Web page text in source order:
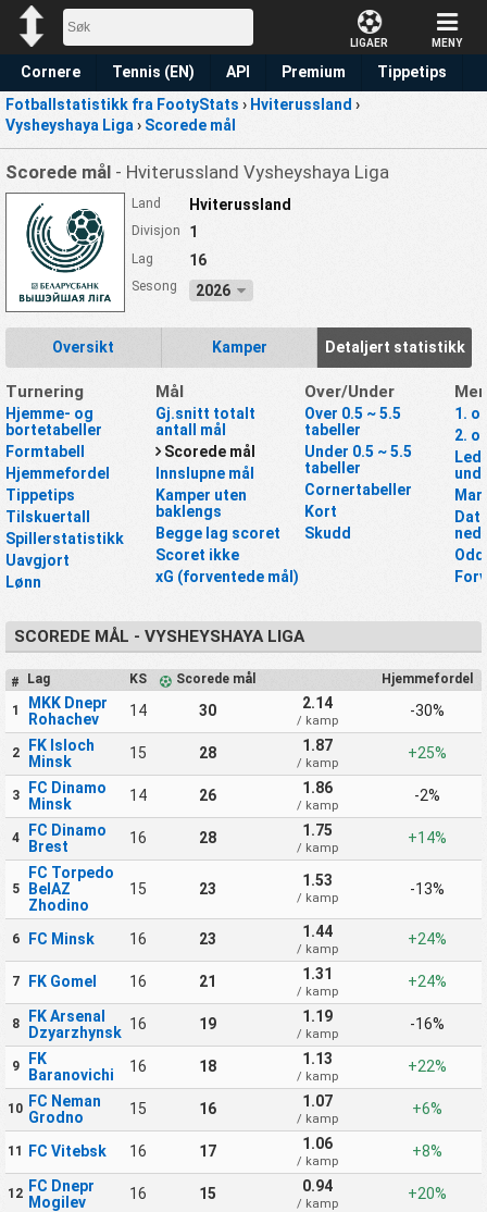
LIGAER MENY
Cornere Tennis (EN) API Premium
Tippetips
Fotballstatistikk fra FootyStats › Hviterussland ›
Vysheyshaya Liga › Scorede mål
Scorede mål - Hviterussland Vysheyshaya Liga
Land Hviterussland
Divisjon 1
Lag 16
Sesong 2026
Oversikt Kamper Detaljert statistikk
Turnering
Hjemme- og
bortetabeller
Formtabell
Hjemmefordel
Tippetips
Tilskuertall
Spillerstatistikk
Uavgjort
Lønn
Mål
Gj.snitt totalt
antall mål
Scorede mål
Innslupne mål
Kamper uten
baklengs
Begge lag scoret
Scoret ikke
xG (forventede mål)
Over/Under
Over 0.5 ~ 5.5
tabeller
Under 0.5 ~ 5.5
tabeller
Cornertabeller
Kort
Skudd
Mer
1.
2.
SCOREDE MÅL - VYSHEYSHAYA LIGA
# Lag KS Scorede mål Hjemmefordel
1
MKK Dnepr
Rohachev
14 30 2.14
/ kamp
-30%
2
FK Isloch
Minsk
15 28 1.87
/ kamp
+25%
3
FC Dinamo
Minsk
14 26 1.86
/ kamp
-2%
4
FC Dinamo
Brest
16 28 1.75
/ kamp
+14%
5
FC Torpedo
BelAZ
Zhodino
15 23 1.53
/ kamp
-13%
6 FC Minsk 16 23 1.44
/ kamp
+24%
7 FK Gomel 16 21 1.31
/ kamp
+24%
8
FK Arsenal
Dzyarzhynsk 16 19 1.19
/ kamp
-16%
9
FK
Baranovichi
16 18 1.13
/ kamp
+22%
10 FC Neman
Grodno
15 16 1.07
/ kamp
+6%
11 FC Vitebsk 16 17 1.06
/ kamp
+8%
12 FC Dnepr
Mogilev
16 15 0.94
/ kamp
+20%